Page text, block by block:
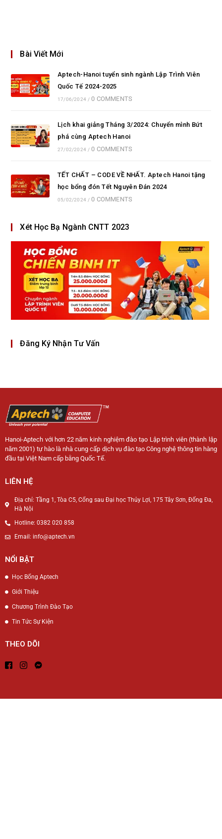
Bài Viết Mới
Aptech-Hanoi tuyển sinh ngành Lập Trình Viên
Quốc Tế 2024-2025
17/06/2024 / 0 COMMENTS
Lịch khai giảng Tháng 3/2024: Chuyển mình Bứt
phá cùng Aptech Hanoi
27/02/2024 / 0 COMMENTS
TẾT CHẤT – CODE VỀ NHẤT. Aptech Hanoi tặng
học bổng đón Tết Nguyên Đán 2024
05/02/2024 / 0 COMMENTS
Xét Học Bạ Ngành CNTT 2023
Đăng Ký Nhận Tư Vấn
Hanoi-Aptech với hơn 22 năm kinh nghiệm đào tạo Lập trình viên (thành lập
năm 2001) tự hào là nhà cung cấp dịch vụ đào tạo Công nghệ thông tin hàng
đầu tại Việt Nam cấp bằng Quốc Tế.
LIÊN HỆ
Địa chỉ: Tầng 1, Tòa C5, Cổng sau Đại học Thủy Lợi, 175 Tây Sơn, Đống Đa,
Hà Nội
Hotline: 0382 020 858
Email: info@aptech.vn
NỔI BẬT
Học Bổng Aptech
Giới Thiệu
Chương Trình Đào Tạo
Tin Tức Sự Kiện
THEO DÕI